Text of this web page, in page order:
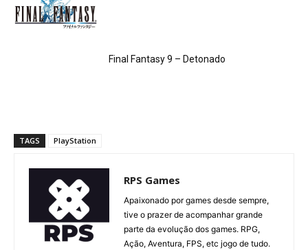
Final Fantasy 9 – Detonado
TAGS PlayStation
RPS Games
Apaixonado por games desde sempre,
tive o prazer de acompanhar grande
parte da evolução dos games. RPG,
Ação, Aventura, FPS, etc jogo de tudo.